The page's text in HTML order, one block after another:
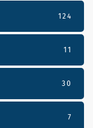
124
11
30
7